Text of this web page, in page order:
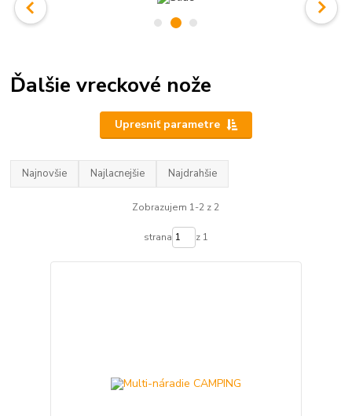
Ďalšie vreckové nože
Upresniť parametre
Najnovšie Najlacnejšie Najdrahšie
Zobrazujem 1-2 z 2
strana z 1